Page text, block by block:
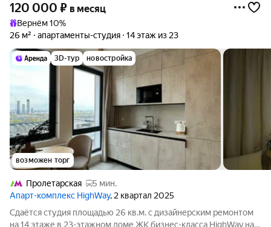
120 000 ₽ в месяц
Вернём 10%
26 м²
апартаменты-студия 14 этаж из 23
3D-тур новостройка
возможен торг
Пролетарская
5 мин.
Апарт-комплекс HighWay, 2 квартал 2025
Сдаётся студия площадью 26 кв.м. с дизайнерским ремонтом
на 14 этаже в 23-этажном доме ЖК бизнес-класса HighWay на